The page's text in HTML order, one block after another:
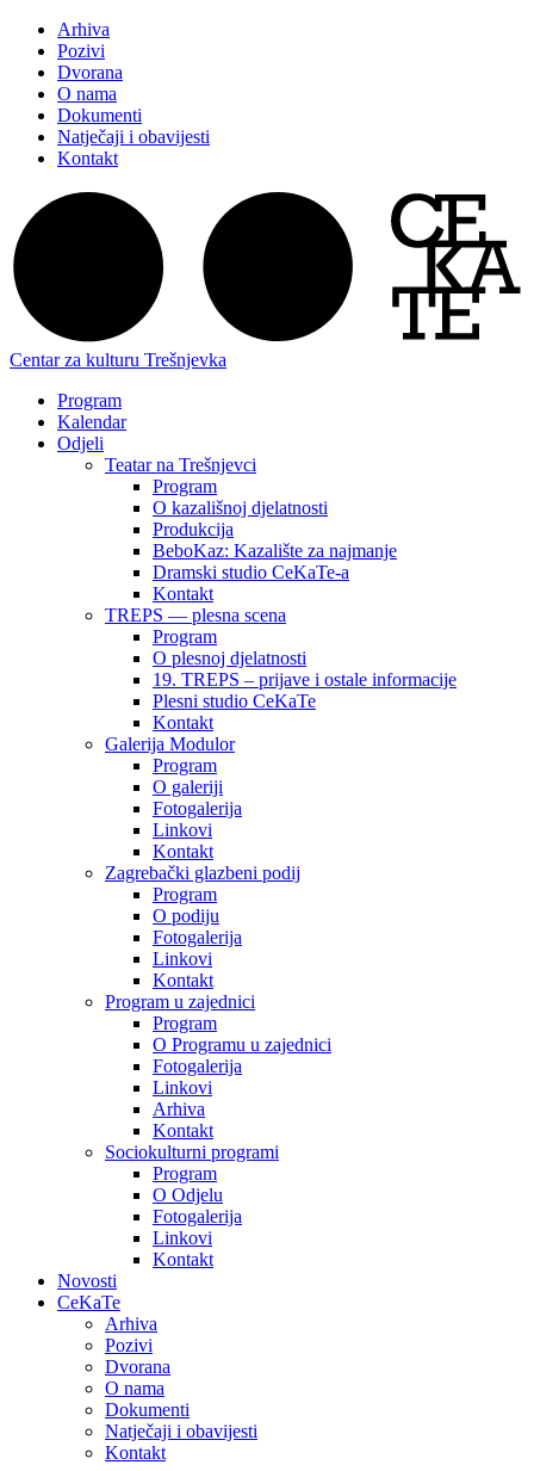
Arhiva
Pozivi
Dvorana
O nama
Dokumenti
Natječaji i obavijesti
Kontakt
Centar za kulturu Trešnjevka
Program
Kalendar
Odjeli
Teatar na Trešnjevci
Program
O kazališnoj djelatnosti
Produkcija
BeboKaz: Kazalište za najmanje
Dramski studio CeKaTe-a
Kontakt
TREPS — plesna scena
Program
O plesnoj djelatnosti
19. TREPS – prijave i ostale informacije
Plesni studio CeKaTe
Kontakt
Galerija Modulor
Program
O galeriji
Fotogalerija
Linkovi
Kontakt
Zagrebački glazbeni podij
Program
O podiju
Fotogalerija
Linkovi
Kontakt
Program u zajednici
Program
O Programu u zajednici
Fotogalerija
Linkovi
Arhiva
Kontakt
Sociokulturni programi
Program
O Odjelu
Fotogalerija
Linkovi
Kontakt
Novosti
CeKaTe
Arhiva
Pozivi
Dvorana
O nama
Dokumenti
Natječaji i obavijesti
Kontakt